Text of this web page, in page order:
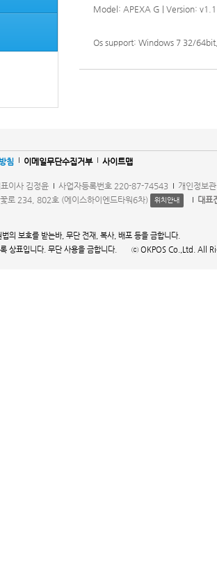
Model: APEXA G | Version:
Os support: Windows 7 32/
침 이메일무단수집거부 사이트맵
이사 김정윤 사업자등록번호 220-87-74543
개인정보
로 234, 802호 (에이스하이엔드타워6차)
위치안내 대표
의 보호를 받는바, 무단 전재, 복사, 배포 등을 금합니다.
록 상표입니다. 무단 사용을 금합니다. ⓒ OKPOS Co.,Ltd. All